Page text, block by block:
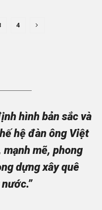
4
hình bản sắc và
hệ đàn ông Việt
mẽ, phong
dựng xây quê